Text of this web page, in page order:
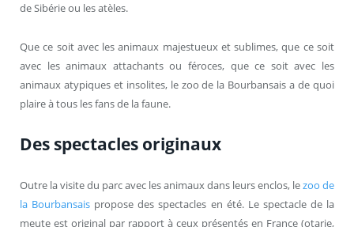
de Sibérie ou les atèles.
Que ce soit avec les animaux majestueux et sublimes, que ce soit
avec les animaux attachants ou féroces, que ce soit avec les
animaux atypiques et insolites, le zoo de la Bourbansais a de quoi
plaire à tous les fans de la faune.
Des spectacles originaux
Outre la visite du parc avec les animaux dans leurs enclos, lezoo de
la Bourbansais propose des spectacles en été. Le spectacle de la
meute est original par rapport à ceux présentés en France (otarie,